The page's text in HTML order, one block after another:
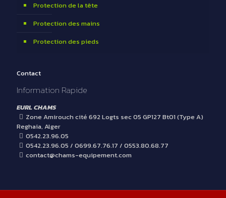
Protection de la tête
Protection des mains
Protection des pieds
Contact
Information Rapide
EURL CHAMS
Zone Amirouch cité 692 Logts sec 05 GP127 Bt01 (Type A)
Reghaia, Alger
0542.23.96.05
0542.23.96.05 / 0699.67.76.17 / 0553.80.68.77
contact@chams-equipement.com